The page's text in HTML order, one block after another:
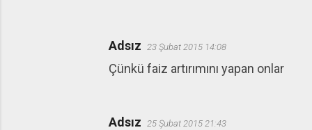
Adsız 23 Şubat 2015 14:08
Çünkü faiz artırımını yapan onlar
Adsız 25 Şubat 2015 21:43